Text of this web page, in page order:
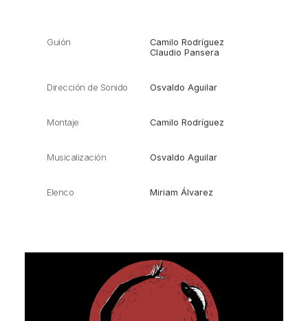
Guión
Camilo Rodríguez
Claudio Pansera
Dirección de Sonido Osvaldo Aguilar
Montaje Camilo Rodríguez
Musicalización Osvaldo Aguilar
Elenco Miriam Álvarez